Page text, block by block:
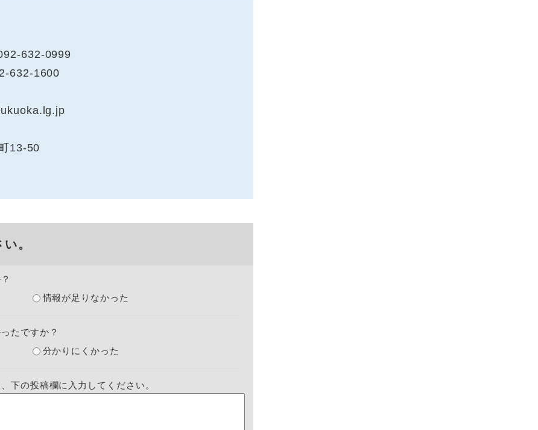
632-0999
632-1600
13-50
。
情報が足りなかった
たですか？
分かりにくかった
下の投稿欄に入力してください。